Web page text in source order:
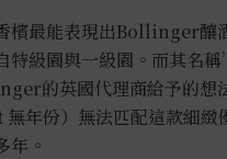
檳最能表現出Bollinger釀
特級園與一級園。而其名
的英國代理商給予的想
年份）無法匹配這款細緻
年。